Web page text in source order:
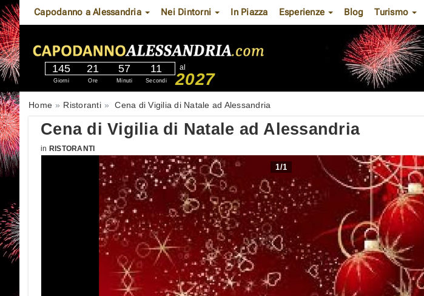
Capodanno a Alessandria Nei Dintorni In Piazza Esperienze Blog Turismo
145
Giorni
21
Ore
57
Minuti
10
Secondi
al
2027
Home Ristoranti Cena di Vigilia di Natale ad Alessandria
Cena di Vigilia di Natale ad Alessandria
in RISTORANTI
1/1